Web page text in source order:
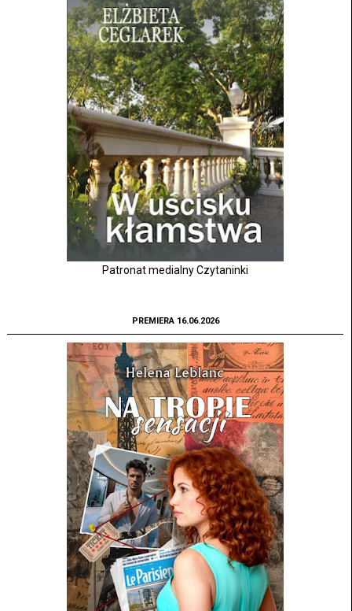
Patronat medialny Czytaninki
PREMIERA 16.06.2026